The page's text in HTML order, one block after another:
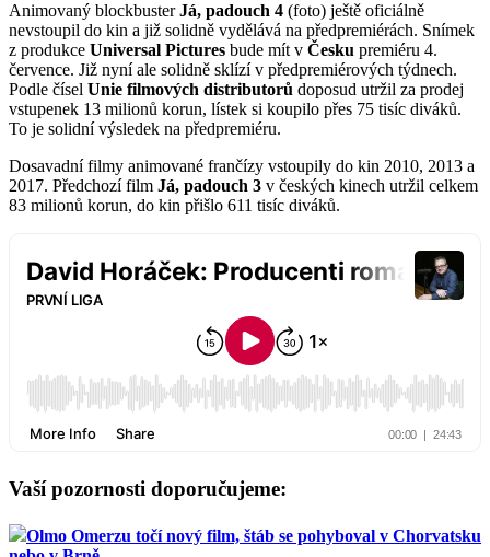
Animovaný blockbusterJá, padouch 4 (foto) ještě oficiálně
nevstoupil do kin a již solidně vydělává na předpremiérách. Snímek
z produkce Universal Pictures bude mít v Česku premiéru 4.
července. Již nyní ale solidně sklízí v předpremiérových týdnech.
Podle čísel Unie filmových distributorů doposud utržil za prodej
vstupenek 13 milionů korun, lístek si koupilo přes 75 tisíc diváků.
To je solidní výsledek na předpremiéru.
Dosavadní filmy animované frančízy vstoupily do kin 2010, 2013 a
2017. Předchozí film Já, padouch 3 v českých kinech utržil celkem
83 milionů korun, do kin přišlo 611 tisíc diváků.
Vaší pozornosti doporučujeme:
Olmo Omerzu točí nový film, štáb se pohyboval v Chorvatsku